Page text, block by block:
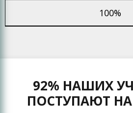
100%
92% НАШИХ
ПОСТУПАЮТ